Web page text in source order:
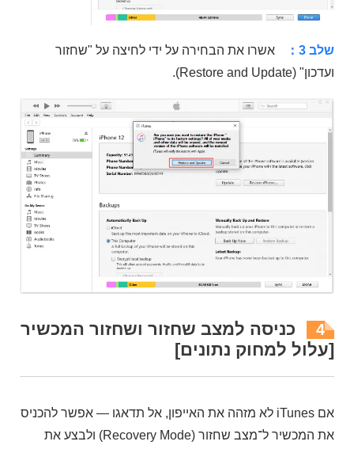
שלב 3：
אשרו את הבחירה על ידי לחיצה על "שחזור
ועדכון" (Restore and Update).
4
כניסה למצב שחזור ושחזור המכשיר
[עלול למחוק נתונים]
אם iTunes לא מזהה את האייפון, אל תדאגו — אפשר להכניס
את המכשיר ל־מצב שחזור (Recovery Mode) ולבצע את